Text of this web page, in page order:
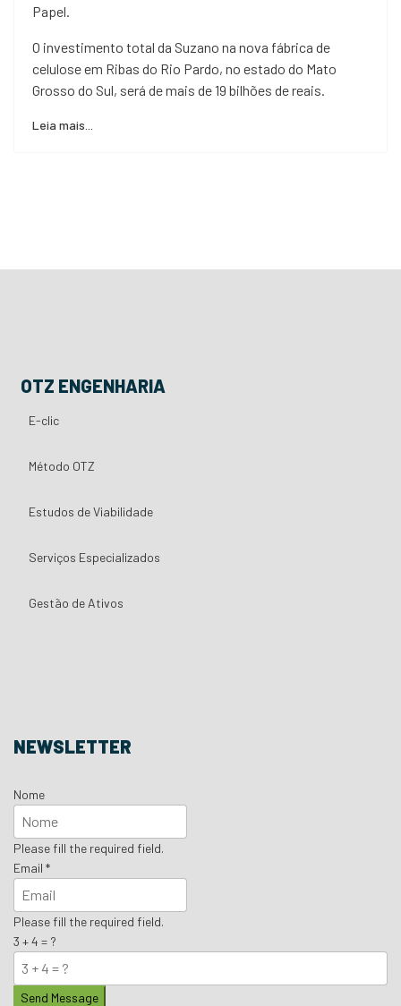
Papel.
O investimento total da Suzano na nova fábrica de
celulose em Ribas do Rio Pardo, no estado do Mato
Grosso do Sul, será de mais de 19 bilhões de reais.
Leia mais...
OTZ ENGENHARIA
E-clic
Método OTZ
Estudos de Viabilidade
Serviços Especializados
Gestão de Ativos
NEWSLETTER
Nome
Please fill the required field.
Email *
Please fill the required field.
3 + 4 = ?
Send Message